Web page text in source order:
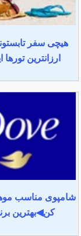
هیچی سفر
ارزانترین
شامپوی مناسب
کن◀بهترین